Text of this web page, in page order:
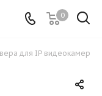
0
для IP видеокамер